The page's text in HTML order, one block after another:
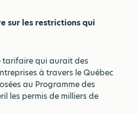
sur les restrictions qui
tarifaire qui aurait des
à travers le Québec
au Programme des
les permis de milliers de